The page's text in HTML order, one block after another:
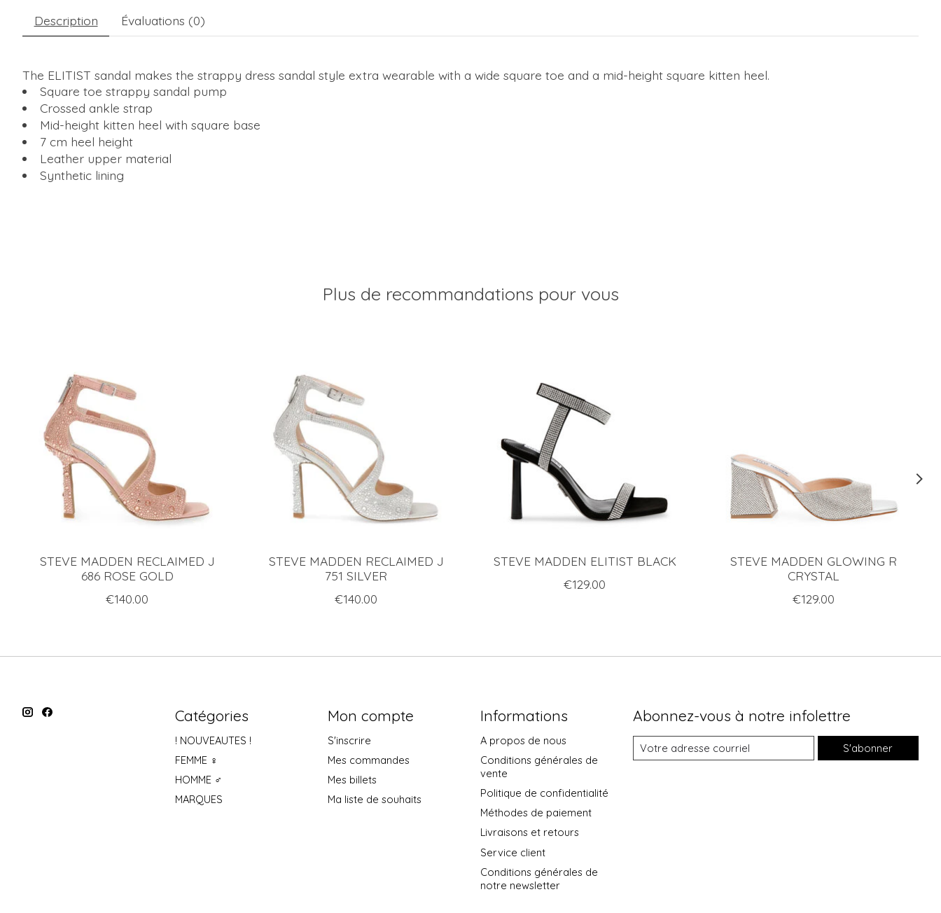
Description Évaluations (0)
The ELITIST sandal makes the strappy dress sandal style extra wearable with a wide square toe and a mid-height square kitten heel.
Square toe strappy sandal pump
Crossed ankle strap
Mid-height kitten heel with square base
7 cm heel height
Leather upper material
Synthetic lining
Plus de recommandations pour vous
STEVE MADDEN RECLAIMED J
686 ROSE GOLD
€140.00
STEVE MADDEN RECLAIMED J
751 SILVER
€140.00
STEVE MADDEN ELITIST BLACK
€129.00
STEVE MADDEN GLOWING R
CRYSTAL
€129.00
Catégories
! NOUVEAUTES !
FEMME ♀
HOMME ♂
MARQUES
Mon compte
S'inscrire
Mes commandes
Mes billets
Ma liste de souhaits
Informations
A propos de nous
Conditions générales de
vente
Politique de confidentialité
Méthodes de paiement
Livraisons et retours
Service client
Conditions générales de
notre newsletter
Abonnez-vous à notre infolettre
S'abonner